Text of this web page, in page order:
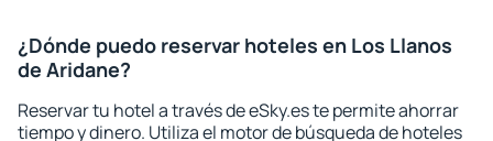
¿Dónde puedo reservar hoteles en Los Llanos
de Aridane?
Reservar tu hotel a través de eSky.es te permite ahorrar
tiempo y dinero. Utiliza el motor de búsqueda de hoteles